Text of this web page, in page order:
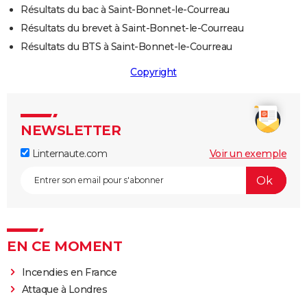
Résultats du bac à Saint-Bonnet-le-Courreau
Résultats du brevet à Saint-Bonnet-le-Courreau
Résultats du BTS à Saint-Bonnet-le-Courreau
Copyright
NEWSLETTER
Linternaute.com Voir un exemple
EN CE MOMENT
Incendies en France
Attaque à Londres